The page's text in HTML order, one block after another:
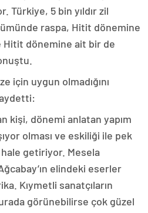
Türkiye, 5 bin yıldır zil
raspa, Hitit dönemine
Hitit dönemine ait bir de
için uygun olmadığını
kişi, dönemi anlatan yapım
olması ve eskiliği ile pek
getiriyor. Mesela
elindeki eserler
Kıymetli sanatçıların
görünebilirse çok güzel